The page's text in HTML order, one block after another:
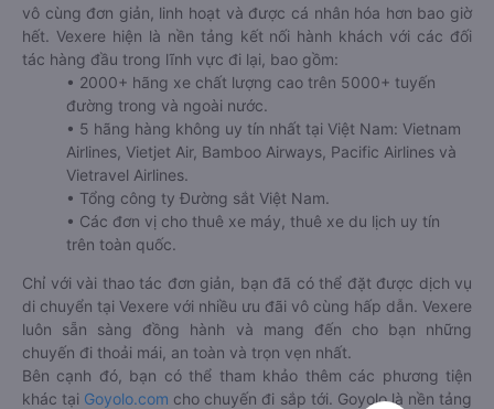
vô cùng đơn giản, linh hoạt và được cá nhân hóa hơn bao giờ
hết. Vexere hiện là nền tảng kết nối hành khách với các đối
tác hàng đầu trong lĩnh vực đi lại, bao gồm:
• 2000+ hãng xe chất lượng cao trên 5000+ tuyến
đường trong và ngoài nước.
• 5 hãng hàng không uy tín nhất tại Việt Nam: Vietnam
Airlines, Vietjet Air, Bamboo Airways, Pacific Airlines và
Vietravel Airlines.
• Tổng công ty Đường sắt Việt Nam.
• Các đơn vị cho thuê xe máy, thuê xe du lịch uy tín
trên toàn quốc.
Chỉ với vài thao tác đơn giản, bạn đã có thể đặt được dịch vụ
di chuyển tại Vexere với nhiều ưu đãi vô cùng hấp dẫn. Vexere
luôn sẵn sàng đồng hành và mang đến cho bạn những
chuyến đi thoải mái, an toàn và trọn vẹn nhất.
Bên cạnh đó, bạn có thể tham khảo thêm các phương tiện
khác tại Goyolo.com cho chuyến đi sắp tới. Goyolo là nền tảng